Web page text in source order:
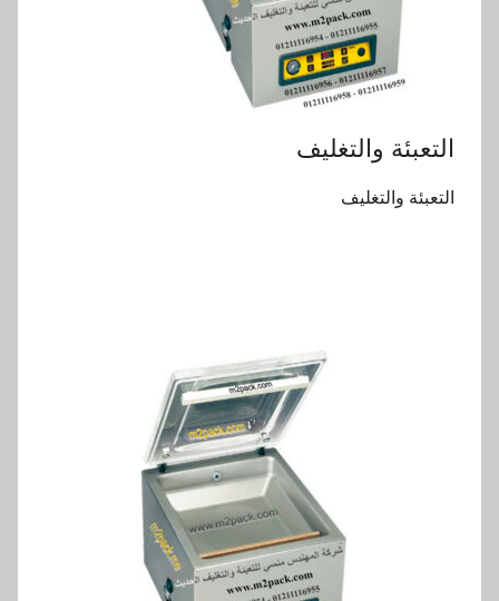
التعبئة والتغليف
التعبئة والتغليف